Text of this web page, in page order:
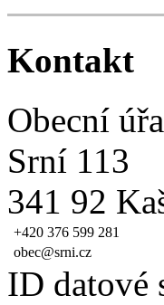
Kontakt
Obecní
Srní 113
341 92
+420 376 599 281
obec@srni.cz
ID datové